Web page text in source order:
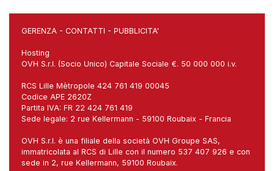
GERENZA - CONTATTI - PUBBLICITA'
Hosting
OVH S.r.l. (Socio Unico) Capitale Sociale €. 50 000 000 i.v.
RCS Lille Mètropole 424 761 419 00045
Codice APE 2620Z
Partita IVA: FR 22 424 761 419
Sede legale: 2 rue Kellermann - 59100 Roubaix - Francia
OVH S.r.l. è una filiale della società OVH Groupe SAS,
immatricolata al RCS di Lille con il numero 537 407 926 e con
sede in 2, rue Kellermann, 59100 Roubaix.